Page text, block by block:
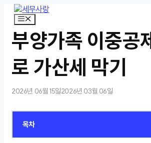
메
뉴
부양가족 이중공
로 가산세 막기
2026년 06월 15일2026년 03월 06일
목차